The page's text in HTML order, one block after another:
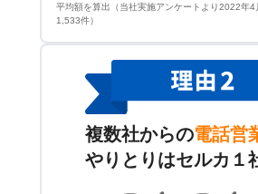
平均額を算出（当社実施アンケートより2022年
1,533件）
複数社からの電話営
やりとりはセルカ１